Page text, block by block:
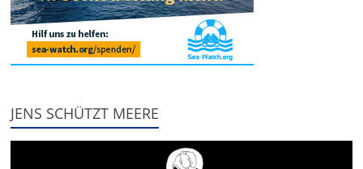
JENS SCHÜTZT MEERE